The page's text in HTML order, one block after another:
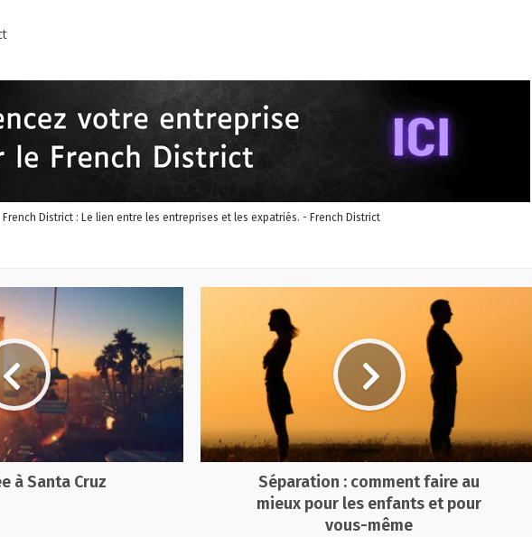
French District : Le lien entre les entreprises et les expatriés. - French District
à Santa Cruz
Séparation : comment faire au
mieux pour les enfants et pour
vous-même